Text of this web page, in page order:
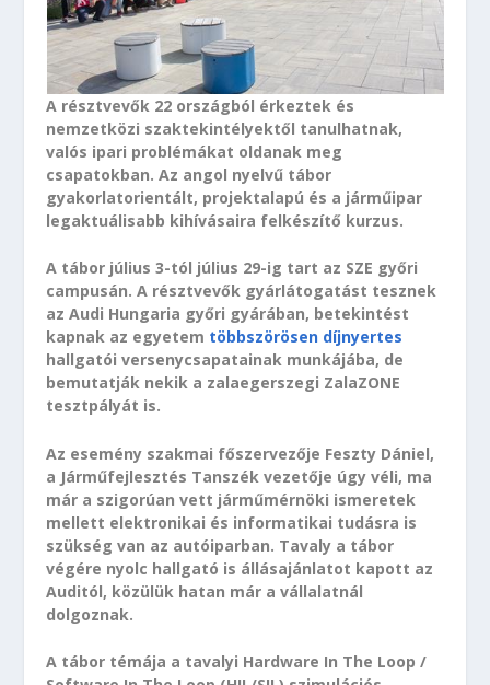
A résztvevők 22 országból érkeztek és
nemzetközi szaktekintélyektől tanulhatnak,
valós ipari problémákat oldanak meg
csapatokban. Az angol nyelvű tábor
gyakorlatorientált, projektalapú és a járműipar
legaktuálisabb kihívásaira felkészítő kurzus.
A tábor július 3-tól július 29-ig tart az SZE győri
campusán. A résztvevők gyárlátogatást tesznek
az Audi Hungaria győri gyárában, betekintést
kapnak az egyetem többszörösen díjnyertes
hallgatói versenycsapatainak munkájába, de
bemutatják nekik a zalaegerszegi ZalaZONE
tesztpályát is.
Az esemény szakmai főszervezője Feszty Dániel,
a Járműfejlesztés Tanszék vezetője úgy véli, ma
már a szigorúan vett járműmérnöki ismeretek
mellett elektronikai és informatikai tudásra is
szükség van az autóiparban. Tavaly a tábor
végére nyolc hallgató is állásajánlatot kapott az
Auditól, közülük hatan már a vállalatnál
dolgoznak.
A tábor témája a tavalyi Hardware In The Loop /